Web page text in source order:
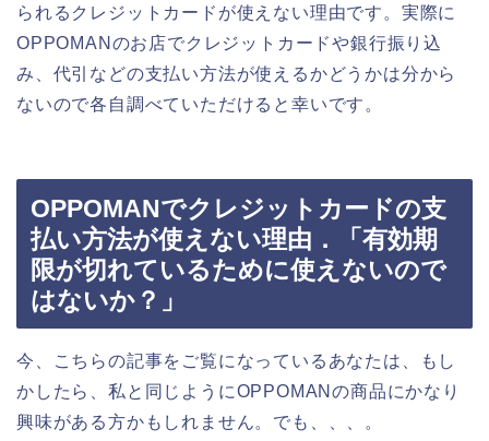
られるクレジットカードが使えない理由です。実際に
OPPOMANのお店でクレジットカードや銀行振り込
み、代引などの支払い方法が使えるかどうかは分から
ないので各自調べていただけると幸いです。
OPPOMANでクレジットカードの支
払い方法が使えない理由．「有効期
限が切れているために使えないので
はないか？」
今、こちらの記事をご覧になっているあなたは、もし
かしたら、私と同じようにOPPOMANの商品にかなり
興味がある方かもしれません。でも、、、。